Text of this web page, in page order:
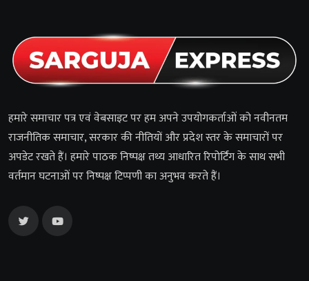
हमारे समाचार पत्र एवं वेबसाइट पर हम अपने उपयोगकर्ताओं को नवीनतम
राजनीतिक समाचार, सरकार की नीतियों और प्रदेश स्तर के समाचारों पर
अपडेट रखते हैं। हमारे पाठक निष्पक्ष तथ्य आधारित रिपोर्टिंग के साथ सभी
वर्तमान घटनाओं पर निष्पक्ष टिप्पणी का अनुभव करते हैं।